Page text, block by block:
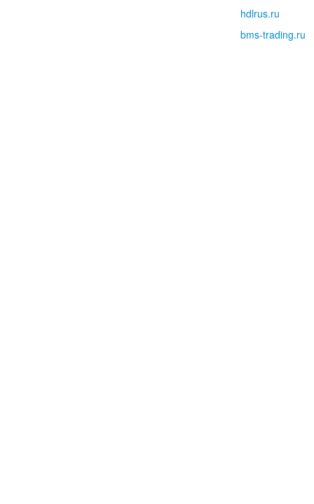
hdlrus.ru
bms-trading.ru